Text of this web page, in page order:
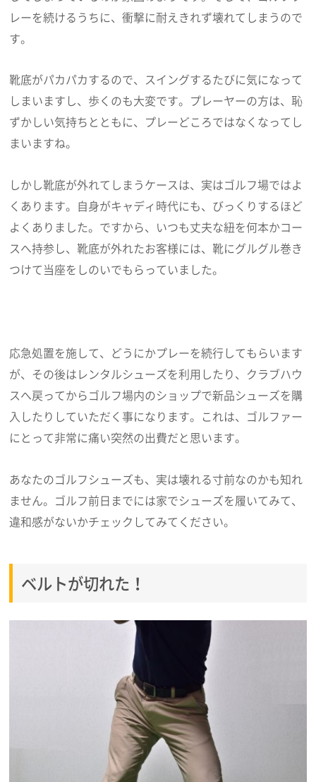
レーを続けるうちに、衝撃に耐えきれず壊れてしまうので
す。
靴底がパカパカするので、スイングするたびに気になって
しまいますし、歩くのも大変です。プレーヤーの方は、恥
ずかしい気持ちとともに、プレーどころではなくなってし
まいますね。
しかし靴底が外れてしまうケースは、実はゴルフ場ではよ
くあります。自身がキャディ時代にも、びっくりするほど
よくありました。ですから、いつも丈夫な紐を何本かコー
スへ持参し、靴底が外れたお客様には、靴にグルグル巻き
つけて当座をしのいでもらっていました。
応急処置を施して、どうにかプレーを続行してもらいます
が、その後はレンタルシューズを利用したり、クラブハウ
スへ戻ってからゴルフ場内のショップで新品シューズを購
入したりしていただく事になります。これは、ゴルファー
にとって非常に痛い突然の出費だと思います。
あなたのゴルフシューズも、実は壊れる寸前なのかも知れ
ません。ゴルフ前日までには家でシューズを履いてみて、
違和感がないかチェックしてみてください。
ベルトが切れた！